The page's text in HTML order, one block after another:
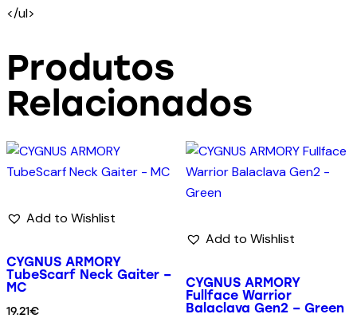
</ul>
Produtos
Relacionados
Add to Wishlist
CYGNUS ARMORY
TubeScarf Neck Gaiter –
MC
19.21€
Add to Wishlist
CYGNUS ARMORY
Fullface Warrior
Balaclava Gen2 – Green